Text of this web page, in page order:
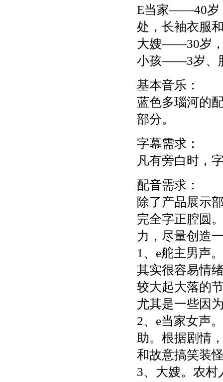
E当家——40岁
处，长袖衣服
大嫂——30岁，
小孩——3岁、
基本音乐：
蓝色多瑙河的
部分。
字幕需求：
凡有旁白时，
配音需求：
除了产品展示
完全字正腔圆
力，尽量创造
1、e舵主男声
其实很容易情
较大起大落的
尤其是一些因
2、e当家女声
助。根据剧情
和故意搞笑装
3、大嫂。农村